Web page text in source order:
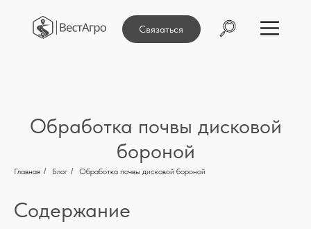
Связаться
Обработка почвы дисковой
бороной
Главная / Блог / Обработка почвы дисковой бороной
Содержание